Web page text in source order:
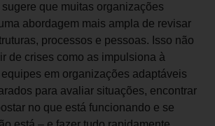
que muitas organizações
abordagem mais ampla de revisar
processos e pessoas. Isso não
de crises como as impulsiona à
em organizações adaptáveis
para avaliar situações, encontrar
no que está funcionando e se